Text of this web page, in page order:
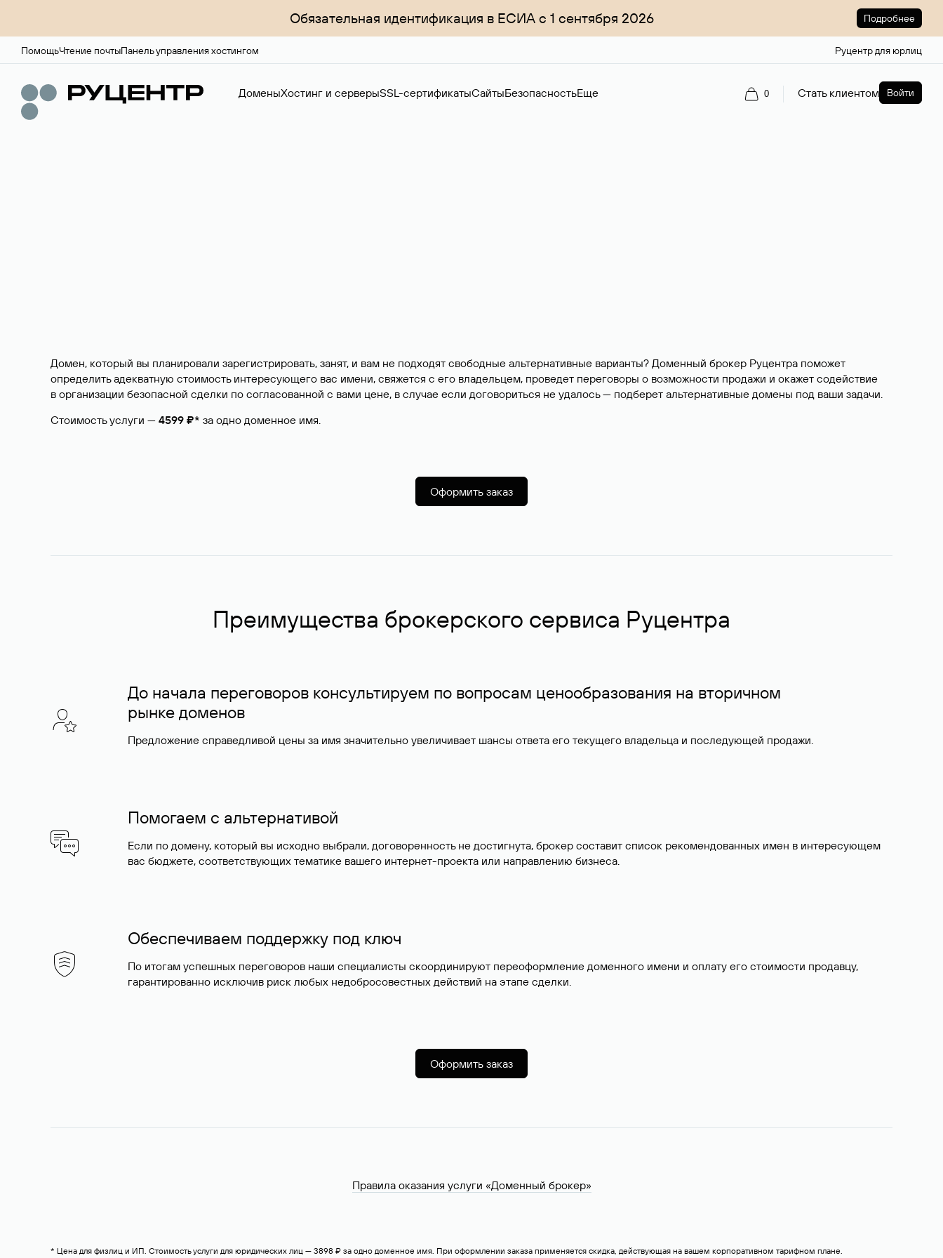
Обязательная идентификация в ЕСИА с 1 сентября 2026 Подробнее
ПомощьЧтение почтыПанель управления хостингом Руцентр для юрлиц
ДоменыХостинг и серверыSSL-сертификатыСайтыБезопасностьЕще 0 Стать клиентом Войти
Домен, который вы планировали зарегистрировать, занят, и вам не подходят свободные альтернативные варианты? Доменный брокер Руцентра поможет
определить адекватную стоимость интересующего вас имени, свяжется с его владельцем, проведет переговоры о возможности продажи и окажет содействие
в организации безопасной сделки по согласованной с вами цене, в случае если договориться не удалось — подберет альтернативные домены под ваши задачи.
Стоимость услуги — 4599 ₽* за одно доменное имя.
Оформить заказ
Преимущества брокерского сервиса Руцентра
До начала переговоров консультируем по вопросам ценообразования на вторичном
рынке доменов
Предложение справедливой цены за имя значительно увеличивает шансы ответа его текущего владельца и последующей продажи.
Помогаем с альтернативой
Если по домену, который вы исходно выбрали, договоренность не достигнута, брокер составит список рекомендованных имен в интересующем
вас бюджете, соответствующих тематике вашего интернет-проекта или направлению бизнеса.
Обеспечиваем поддержку под ключ
По итогам успешных переговоров наши специалисты скоординируют переоформление доменного имени и оплату его стоимости продавцу,
гарантированно исключив риск любых недобросовестных действий на этапе сделки.
Оформить заказ
Правила оказания услуги «Доменный брокер»
* Цена для физлиц и ИП. Стоимость услуги для юридических лиц — 3898 ₽ за одно доменное имя. При оформлении заказа применяется скидка, действующая на вашем корпоративном тарифном плане.